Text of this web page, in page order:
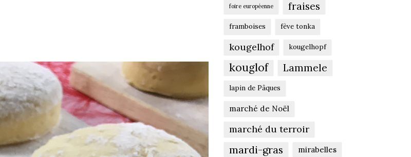
foire européenne fraises
framboises fève tonka
kougelhof kougelhopf
kouglof Lammele
lapin de Pâques
marché de Noël
marché du terroir
mardi-gras mirabelles